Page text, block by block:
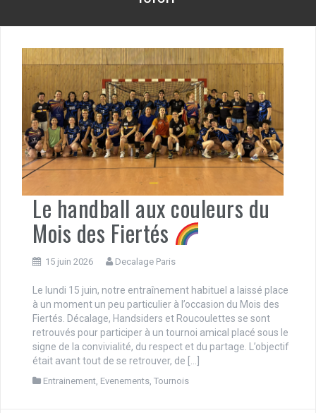
Le handball aux couleurs du
Mois des Fiertés
15 juin 2026 Decalage Paris
Le lundi 15 juin, notre entraînement habituel a laissé place
à un moment un peu particulier à l’occasion du Mois des
Fiertés. Décalage, Handsiders et Roucoulettes se sont
retrouvés pour participer à un tournoi amical placé sous le
signe de la convivialité, du respect et du partage. L’objectif
était avant tout de se retrouver, de […]
Entrainement, Evenements, Tournois